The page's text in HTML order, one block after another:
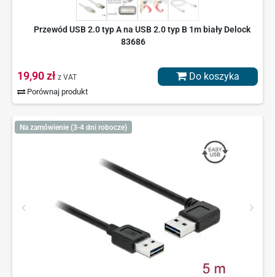
Przewód USB 2.0 typ A na USB 2.0 typ B 1m biały Delock
83686
19,90 zł z VAT
Porównaj produkt
Do koszyka
Na zamówienie (3-4 dni robocze)